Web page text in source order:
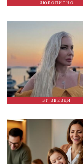
ЛЮБОПИТНО
БГ ЗВЕЗДИ